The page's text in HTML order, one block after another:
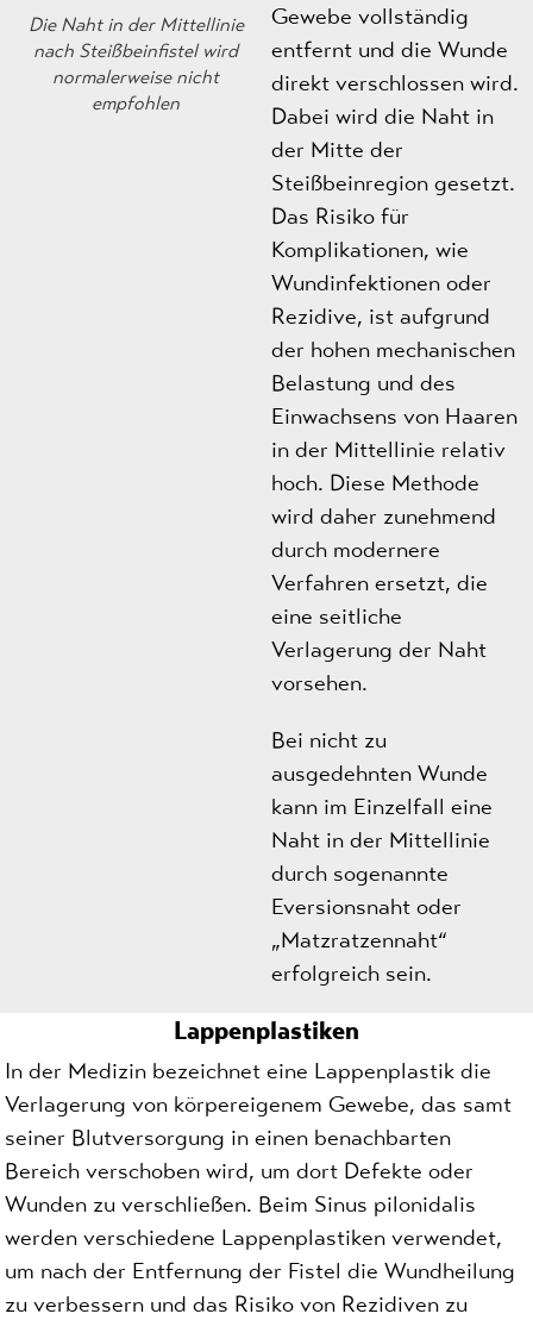
Die Naht in der Mittellinie
nach Steißbeinfistel wird
normalerweise nicht
empfohlen
Gewebe vollständig
entfernt und die Wunde
direkt verschlossen wird.
Dabei wird die Naht in
der Mitte der
Steißbeinregion gesetzt.
Das Risiko für
Komplikationen, wie
Wundinfektionen oder
Rezidive, ist aufgrund
der hohen mechanischen
Belastung und des
Einwachsens von Haaren
in der Mittellinie relativ
hoch. Diese Methode
wird daher zunehmend
durch modernere
Verfahren ersetzt, die
eine seitliche
Verlagerung der Naht
vorsehen.
Bei nicht zu
ausgedehnten Wunde
kann im Einzelfall eine
Naht in der Mittellinie
durch sogenannte
Eversionsnaht oder
„Matzratzennaht“
erfolgreich sein.
Lappenplastiken
In der Medizin bezeichnet eine Lappenplastik die
Verlagerung von körpereigenem Gewebe, das samt
seiner Blutversorgung in einen benachbarten
Bereich verschoben wird, um dort Defekte oder
Wunden zu verschließen. Beim Sinus pilonidalis
werden verschiedene Lappenplastiken verwendet,
um nach der Entfernung der Fistel die Wundheilung
zu verbessern und das Risiko von Rezidiven zu